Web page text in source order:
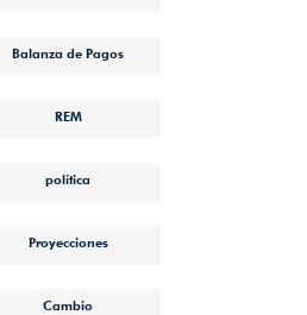
Balanza de Pagos
REM
política
Proyecciones
Cambio